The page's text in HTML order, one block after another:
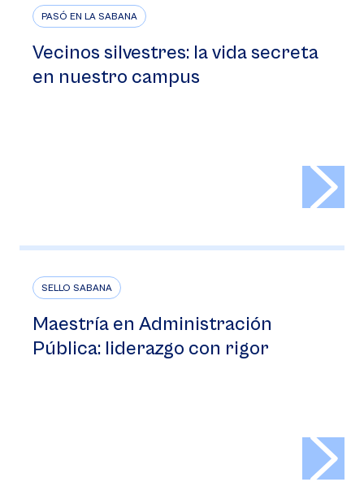
PASÓ EN LA SABANA
Vecinos silvestres: la vida secreta
en nuestro campus
SELLO SABANA
Maestría en Administración
Pública: liderazgo con rigor